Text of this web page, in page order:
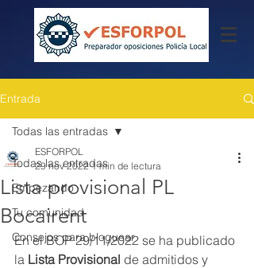
Entrada
Todas las entradas
Empezando
Tu comunidad
Consejos para bloguear
Todas las entradas
Lista provisional PL
Bocairent
ESFORPOL
29 nov 2022 1 min de lectura
En el BOP 29/11/2022 se ha publicado
la Lista Provisional de admitidos y